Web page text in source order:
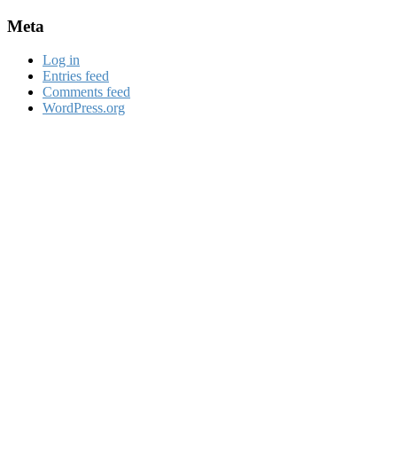
Meta
Log in
Entries feed
Comments feed
WordPress.org